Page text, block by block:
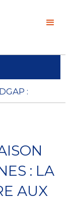
:
N'A PLUS
: LA
AUX